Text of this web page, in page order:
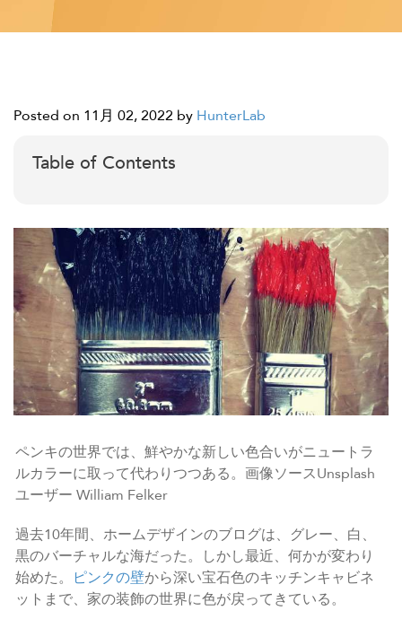
Posted on 11月 02, 2022 by HunterLab
Table of Contents
ペンキの世界では、鮮やかな新しい色合いがニュートラ
ルカラーに取って代わりつつある。画像ソースUnsplash
ユーザー William Felker
過去10年間、ホームデザインのブログは、グレー、白、
黒のバーチャルな海だった。しかし最近、何かが変わり
始めた。
ピンクの壁から深い宝石色のキッチンキャビネ
ットまで、家の装飾の世界に色が戻ってきている。